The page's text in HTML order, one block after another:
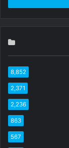
8,852
2,371
2,236
863
567